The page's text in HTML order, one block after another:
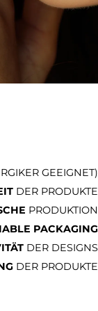
GEEIGNET)
DER PRODUKTE
PRODUKTION
PACKAGING
DER DESIGNS
DER PRODUKTE